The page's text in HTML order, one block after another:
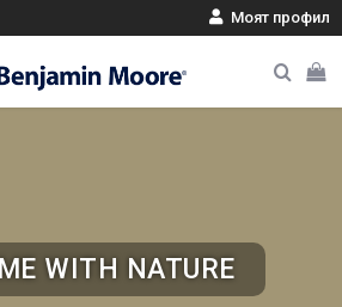
Моят профил
WITH NATURE